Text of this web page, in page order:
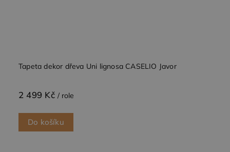
Tapeta dekor dřeva Uni lignosa CASELIO Javor
2 499 Kč / role
Do košíku